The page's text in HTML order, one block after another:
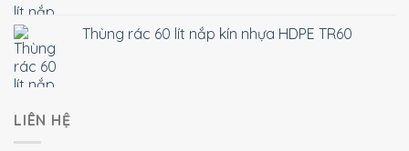
Thùng rác 60 lít nắp kín nhựa HDPE TR60
LIÊN HỆ